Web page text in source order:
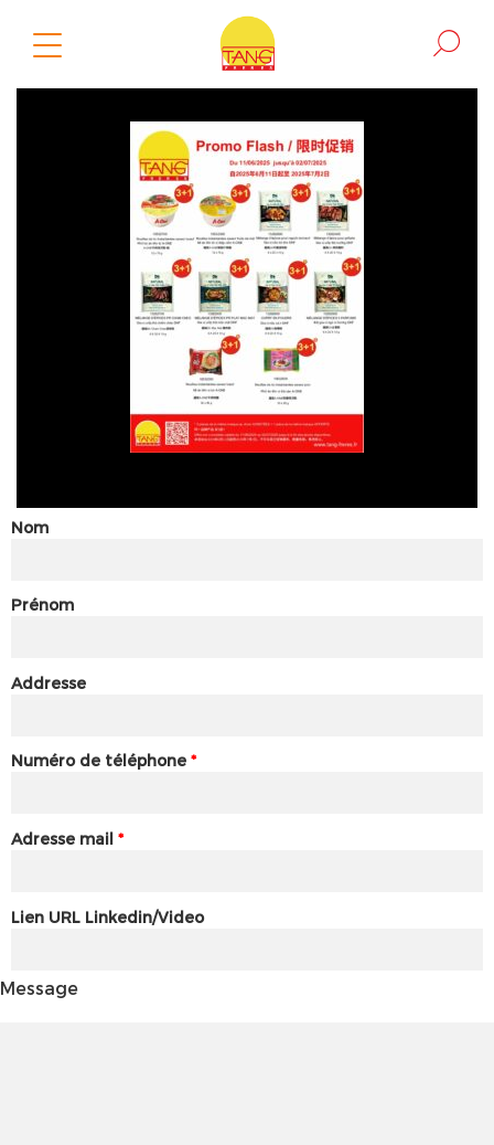
Nom
Prénom
Addresse
Numéro de téléphone *
Adresse mail *
Lien URL Linkedin/Video
Message